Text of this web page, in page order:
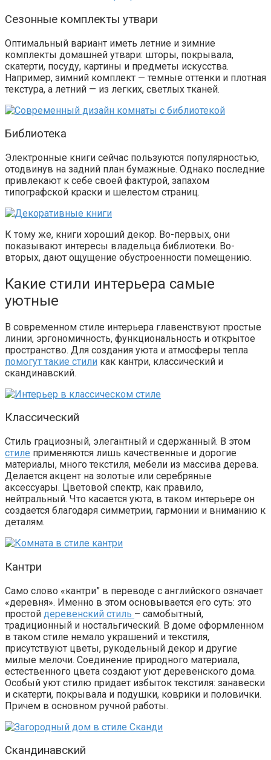
Сезонные комплекты утвари
Оптимальный вариант иметь летние и зимние
комплекты домашней утвари: шторы, покрывала,
скатерти, посуду, картины и предметы искусства.
Например, зимний комплект — темные оттенки и плотная
текстура, а летний — из легких, светлых тканей.
Библиотека
Электронные книги сейчас пользуются популярностью,
отодвинув на задний план бумажные. Однако последние
привлекают к себе своей фактурой, запахом
типографской краски и шелестом страниц.
К тому же, книги хороший декор. Во-первых, они
показывают интересы владельца библиотеки. Во-
вторых, дают ощущение обустроенности помещению.
Какие стили интерьера самые
уютные
В современном стиле интерьера главенствуют простые
линии, эргономичность, функциональность и открытое
пространство. Для создания уюта и атмосферы тепла
помогут такие стили как кантри, классический и
скандинавский.
Классический
Стиль грациозный, элегантный и сдержанный. В этом
стиле применяются лишь качественные и дорогие
материалы, много текстиля, мебели из массива дерева.
Делается акцент на золотые или серебряные
аксессуары. Цветовой спектр, как правило,
нейтральный. Что касается уюта, в таком интерьере он
создается благодаря симметрии, гармонии и вниманию к
деталям.
Кантри
Само слово «кантри” в переводе с английского означает
«деревня». Именно в этом основывается его суть: это
простой деревенский стиль – самобытный,
традиционный и ностальгический. В доме оформленном
в таком стиле немало украшений и текстиля,
присутствуют цветы, рукодельный декор и другие
милые мелочи. Соединение природного материала,
естественного цвета создают уют деревенского дома.
Особый уют стилю придает избыток текстиля: занавески
и скатерти, покрывала и подушки, коврики и половички.
Причем в основном ручной работы.
Скандинавский